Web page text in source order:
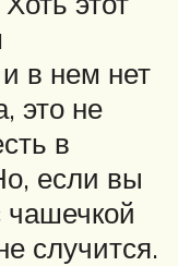
в нем нет
это не
в
если вы
чашечкой
случится.